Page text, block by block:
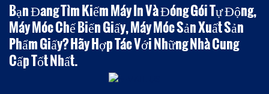
Bạn Đang Tìm Kiếm Máy In Và Đóng Gói Tự Động,
Máy Móc Chế Biến Giấy, Máy Móc Sản Xuất Sản
Phẩm Giấy? Hãy Hợp Tác Với Những Nhà Cung
Cấp Tốt Nhất.